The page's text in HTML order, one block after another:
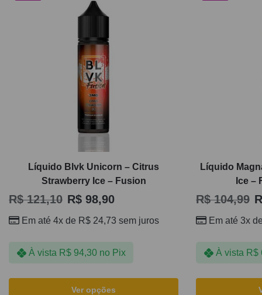
Líquido Blvk Unicorn – Citrus
Strawberry Ice – Fusion
R$121,10 R$ 98,90
Em até 4x de R$ 24,73 sem juros
À vista R$94,30 no Pix
Ver opções
Líquido
Ice –
R$104,99
Em até 3x
À vista R$